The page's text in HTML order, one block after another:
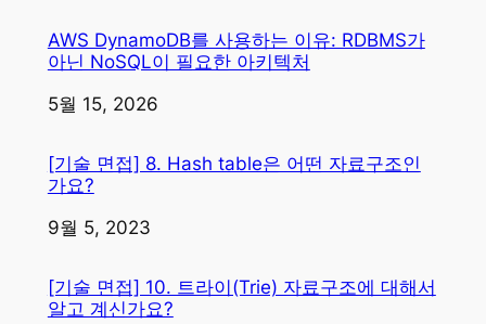
AWS DynamoDB를 사용하는 이유: RDBMS가
아닌 NoSQL이 필요한 아키텍처
일자
5월 15, 2026
[기술 면접] 8. Hash table은 어떤 자료구조인
가요?
일자
9월 5, 2023
[기술 면접] 10. 트라이(Trie) 자료구조에 대해서
알고 계신가요?